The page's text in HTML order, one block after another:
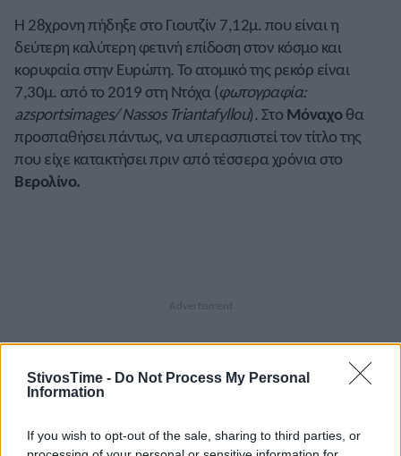
StivosTime - Do Not Process My Personal
Information
If you wish to opt-out of the sale, sharing to third parties, or
Η 28χρονη πήδηξε στο Γιουτζίν 7,12μ. που είναι η
δεύτερη καλύτερη φετινή επίδοση στον κόσμο και
κορυφαία στην Ευρώπη. Το ατομικό της ρεκόρ είναι
7,30μ. από το 2019 στη Ντόχα (φωτογραφία:
azsportsimages/ Νassos Triantafyllou). Στο Μόναχοθα
προσπαθήσει πάντως, να υπερασπιστεί τον τίτλο της
που είχε κατακτήσει πριν από τέσσερα χρόνια στο
Βερολίνο.